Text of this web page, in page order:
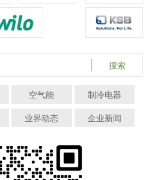
搜索
空气能
制冷电器
业界动态 企业新闻